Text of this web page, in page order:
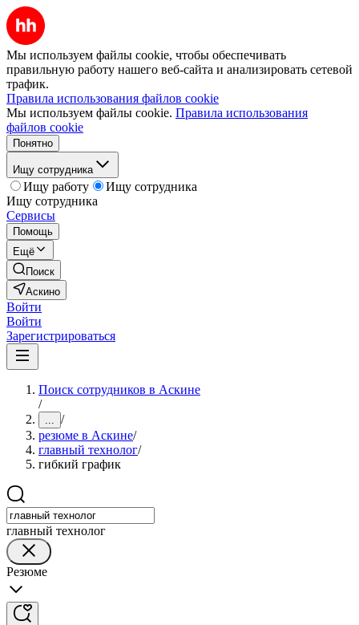
Мы используем файлы cookie, чтобы обеспечивать
правильную работу нашего веб-сайта и анализировать сетевой
трафик.
Правила использования файлов cookie
Мы используем файлы cookie. Правила использования
файлов cookie
Понятно
Ищу сотрудника
Ищу работу
Ищу сотрудника
Ищу сотрудника
Сервисы
Помощь
Ещё
Поиск
Аскино
Войти
Войти
Зарегистрироваться
Поиск сотрудников в Аскине
/
... /
резюме в Аскине/
главный технолог/
гибкий график
главный технолог
Резюме